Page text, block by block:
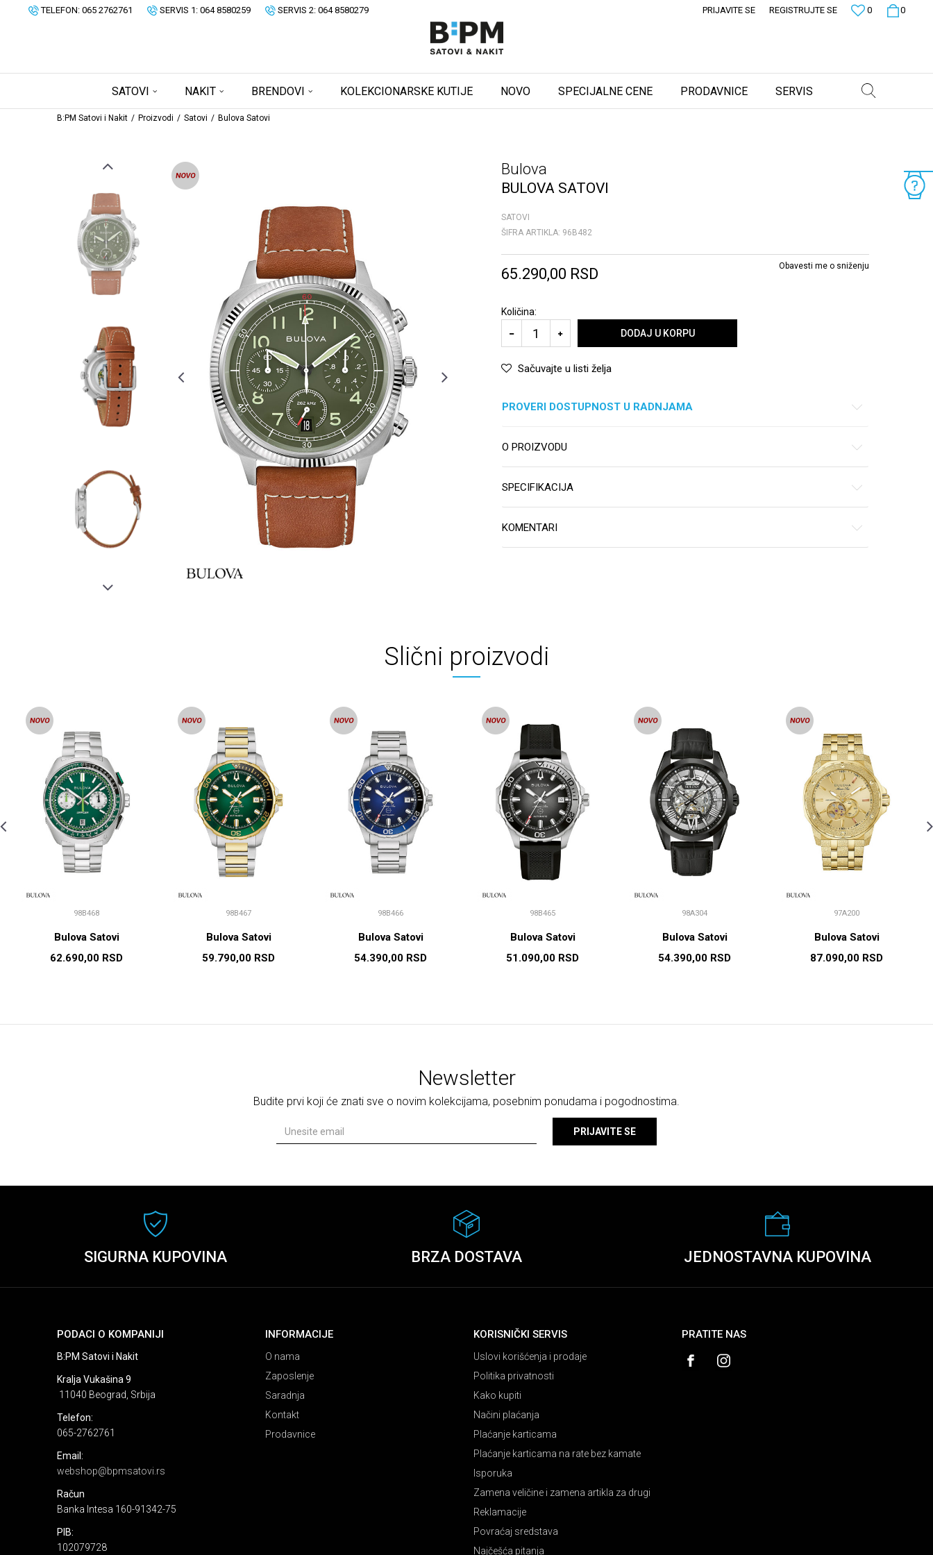
TELEFON: 065 2762761 SERVIS 1: 064 8580259 SERVIS 2: 064 8580279 0
0
PRIJAVITE SE REGISTRUJTE SE
SATOVI NAKIT BRENDOVI KOLEKCIONARSKE KUTIJE NOVO SPECIJALNE CENE PRODAVNICE SERVIS
B:PM Satovi i Nakit Proizvodi Satovi Bulova Satovi
Bulova
BULOVA SATOVI
SATOVI
ŠIFRA ARTIKLA: 96B482
65.290,00 RSD Obavesti me o sniženju
Količina:
DODAJ U KORPU
Sačuvajte u listi želja
PROVERI DOSTUPNOST U RADNJAMA
O PROIZVODU
SPECIFIKACIJA
KOMENTARI
Slični proizvodi
98B468
Bulova Satovi
62.690,00 RSD
98B467
Bulova Satovi
59.790,00 RSD
98B466
Bulova Satovi
54.390,00 RSD
98B465
Bulova Satovi
51.090,00 RSD
98A304
Bulova Satovi
54.390,00 RSD
97A200
Bulova Satovi
87.090,00 RSD
Newsletter
Budite prvi koji će znati sve o novim kolekcijama, posebnim ponudama i pogodnostima.
PRIJAVITE SE
SIGURNA KUPOVINA BRZA DOSTAVA JEDNOSTAVNA KUPOVINA
PODACI O KOMPANIJI
B:PM Satovi i Nakit
Kralja Vukašina 9
11040 Beograd, Srbija
Telefon:
065-2762761
Email:
webshop@bpmsatovi.rs
Račun
Banka Intesa 160-91342-75
PIB:
102079728
INFORMACIJE
O nama
Zaposlenje
Saradnja
Kontakt
Prodavnice
KORISNIČKI SERVIS
Uslovi korišćenja i prodaje
Politika privatnosti
Kako kupiti
Načini plaćanja
Plaćanje karticama
Plaćanje karticama na rate bez kamate
Isporuka
Zamena veličine i zamena artikla za drugi
Reklamacije
Povraćaj sredstava
Najčešća pitanja
PRATITE NAS